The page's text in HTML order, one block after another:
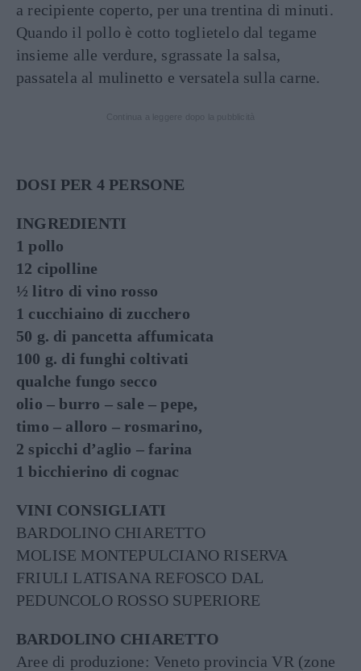
a recipiente coperto, per una trentina di minuti.
Quando il pollo è cotto toglietelo dal tegame
insieme alle verdure, sgrassate la salsa,
passatela al mulinetto e versatela sulla carne.
DOSI PER 4 PERSONE
INGREDIENTI
1 pollo
12 cipolline
½ litro di vino rosso
1 cucchiaino di zucchero
50 g. di pancetta affumicata
100 g. di funghi coltivati
qualche fungo secco
olio – burro – sale – pepe,
timo – alloro – rosmarino,
2 spicchi d’aglio – farina
1 bicchierino di cognac
VINI CONSIGLIATI
BARDOLINO CHIARETTO
MOLISE MONTEPULCIANO RISERVA
FRIULI LATISANA REFOSCO DAL
PEDUNCOLO ROSSO SUPERIORE
BARDOLINO CHIARETTO
Aree di produzione: Veneto provincia VR (zone